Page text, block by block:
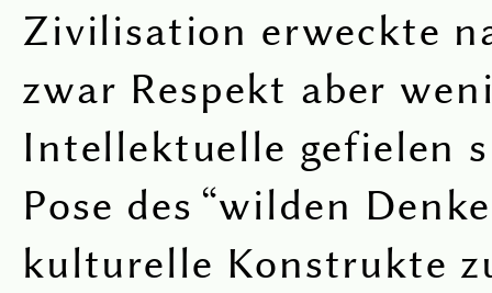
Zivilisation erweckte
zwar Respekt aber
Intellektuelle gefielen
Pose des “wilden
kulturelle Konstrukte